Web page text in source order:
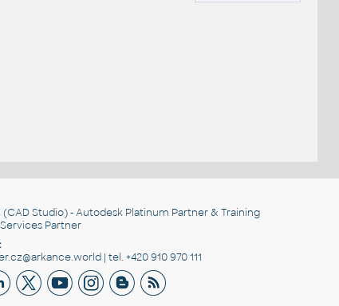
(CAD Studio) - Autodesk Platinum Partner & Training
Partner
| tel. +420 910 970 111